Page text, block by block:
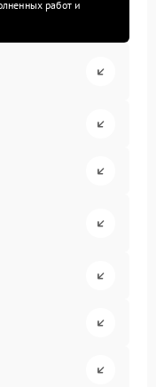
работ и